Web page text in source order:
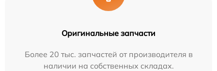
Оригинальные запчасти
Более 20 тыс. запчастей от производителя в
наличии на собственных складах.